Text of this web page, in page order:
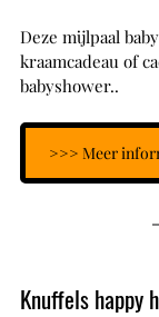
Deze mijlpaal
kraamcadeau of
babyshower..
>>> Meer
Knuffels happy